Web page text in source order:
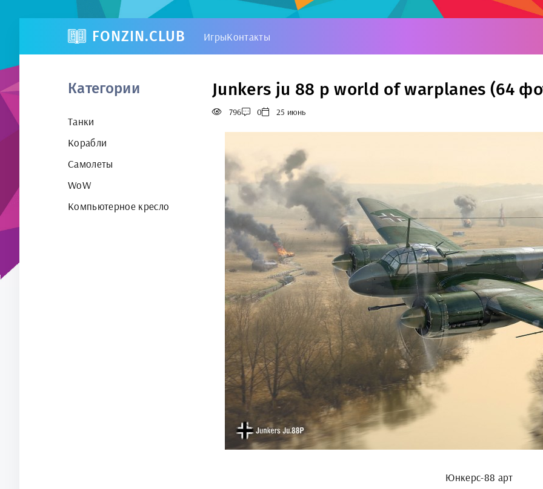
FONZIN.CLUB ИгрыКонтакты
Категории
Танки
Корабли
Самолеты
WoW
Компьютерное кресло
Junkers ju 88 p world of warplanes (64
796 0 25 июнь
Юнкерс-88 арт